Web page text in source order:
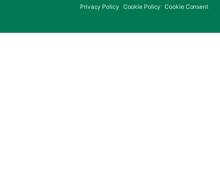
Privacy Policy Cookie Policy Cookie Consent